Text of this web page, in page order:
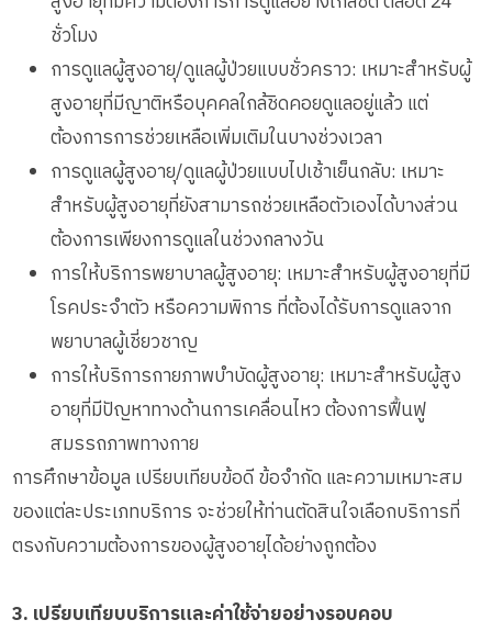
ชั่วโมง
การดูแลผู้สูงอายุ/ดูแลผู้ป่วยแบบชั่วคราว: เหมาะสำหรับผู้
สูงอายุที่มีญาติหรือบุคคลใกล้ชิดคอยดูแลอยู่แล้ว แต่
ต้องการการช่วยเหลือเพิ่มเติมในบางช่วงเวลา
การดูแลผู้สูงอายุ/ดูแลผู้ป่วยแบบไปเช้าเย็นกลับ: เหมาะ
สำหรับผู้สูงอายุที่ยังสามารถช่วยเหลือตัวเองได้บางส่วน
ต้องการเพียงการดูแลในช่วงกลางวัน
การให้บริการพยาบาลผู้สูงอายุ: เหมาะสำหรับผู้สูงอายุที่มี
โรคประจำตัว หรือความพิการ ที่ต้องได้รับการดูแลจาก
พยาบาลผู้เชี่ยวชาญ
การให้บริการกายภาพบำบัดผู้สูงอายุ: เหมาะสำหรับผู้สูง
อายุที่มีปัญหาทางด้านการเคลื่อนไหว ต้องการฟื้นฟู
สมรรถภาพทางกาย
การศึกษาข้อมูล เปรียบเทียบข้อดี ข้อจำกัด และความเหมาะสม
ของแต่ละประเภทบริการ จะช่วยให้ท่านตัดสินใจเลือกบริการที่
ตรงกับความต้องการของผู้สูงอายุได้อย่างถูกต้อง
3. เปรียบเทียบบริการและค่าใช้จ่ายอย่างรอบคอบ